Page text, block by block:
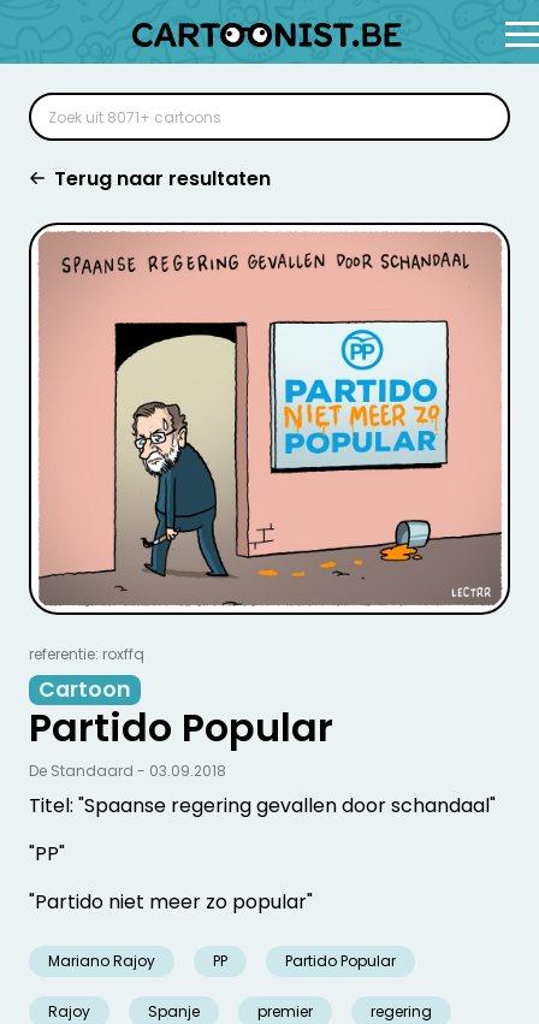
Terug naar resultaten
referentie: roxffq
Cartoon
Partido Popular
Titel: "Spaanse regering gevallen door schandaal"
"PP"
"Partido niet meer zo popular"
Mariano Rajoy PP Partido Popular
Rajoy Spanje premier regering
De Standaard - 03.09.2018